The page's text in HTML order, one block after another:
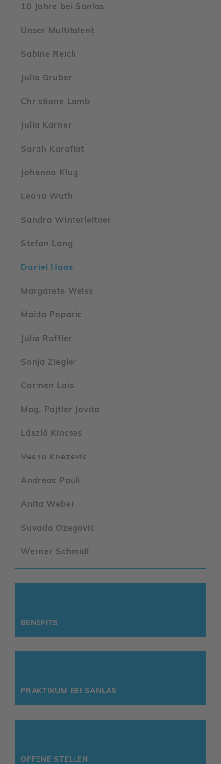
10 Jahre bei Sanlas
Unser Multi­ta­lent
Sabine Reich
Julia Gruber
Chris­tiane Lamb
Julia Karner
Sarah Kara­fiat
Johanna Klug
Leona Wuth
Sandra Winter­leitner
Stefan Lang
Daniel Haas
Marga­rete Weiss
Maida Poparic
Julia Raffler
Sonja Ziegler
Carmen Lais
Mag. Pajtler Jovita
László Kincses
Vesna Knezevic
Andreas Pauli
Anita Weber
Suvada Ozegovic
Werner Schmidl
BENE­FITS
PRAK­TIKUM BEI SANLAS
OFFENE STELLEN